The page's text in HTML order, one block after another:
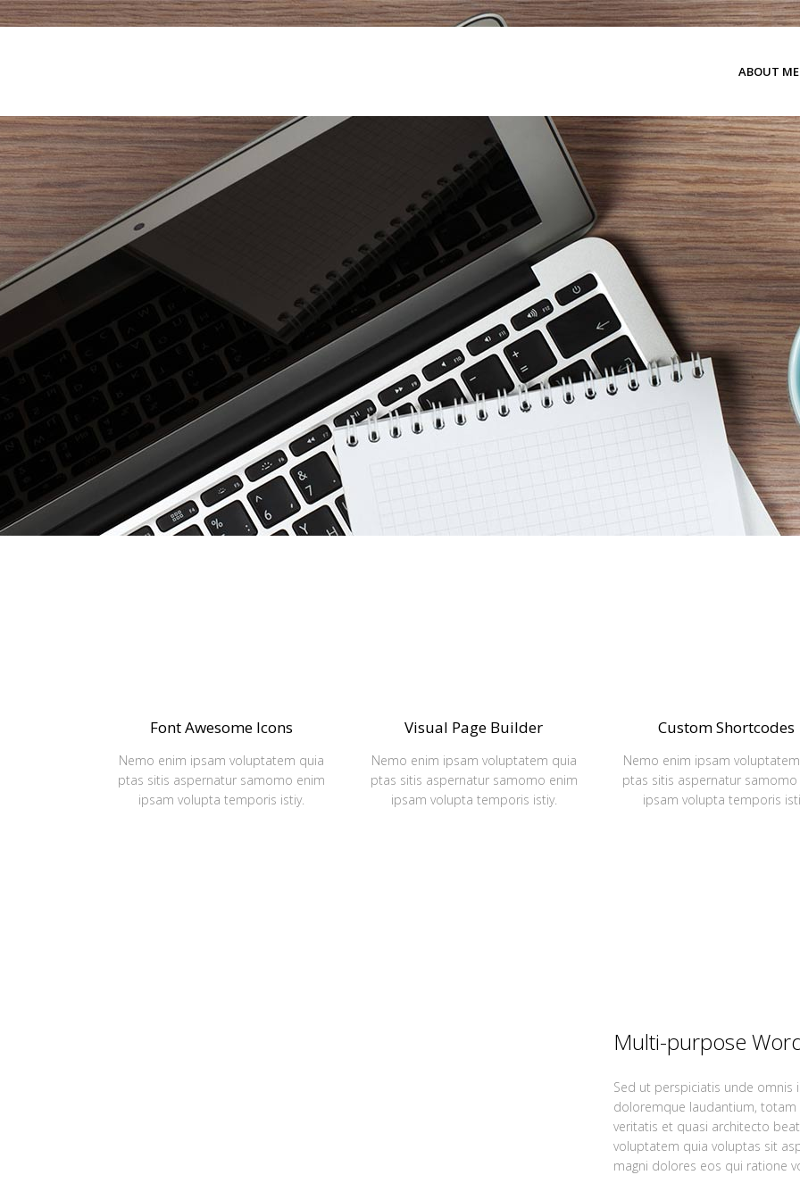
ABOUT ME
Font Awesome Icons
Nemo enim ipsam voluptatem quia
ptas sitis aspernatur samomo enim
ipsam volupta temporis istiy.
Visual Page Builder
Nemo enim ipsam voluptatem quia
ptas sitis aspernatur samomo enim
ipsam volupta temporis istiy.
Custom Shortcodes
Nemo enim ipsam
ptas sitis aspernatur
ipsam volupta temporis
Multi-purpose
Sed ut perspiciatis unde
doloremque laudantium,
veritatis et quasi architecto
voluptatem quia voluptas sit
magni dolores eos qui ratione